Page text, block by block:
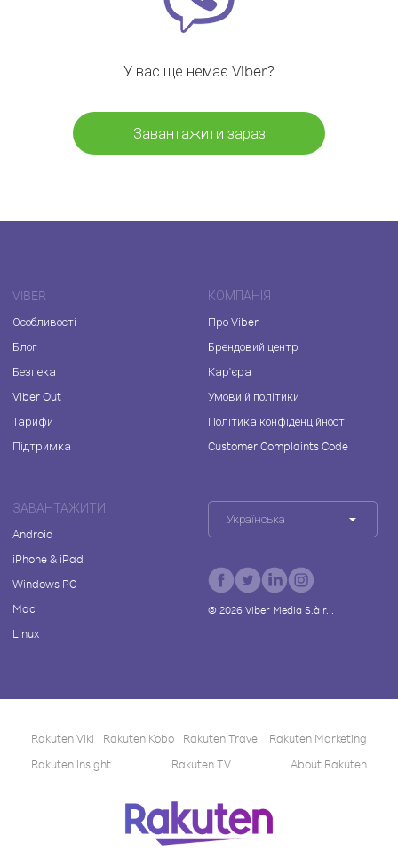
У вас ще немає Viber?
Завантажити зараз
VIBER
Особливості
Блог
Безпека
Viber Out
Тарифи
Підтримка
КОМПАНІЯ
Про Viber
Брендовий центр
Кар'єра
Умови й політики
Політика конфіденційності
Customer Complaints Code
ЗАВАНТАЖИТИ
Android
iPhone & iPad
Windows PC
Mac
Linux
Українська
© 2026Viber Media S.à r.l.
Rakuten Viki Rakuten Kobo Rakuten Travel
Rakuten Marketing
Rakuten Insight
Rakuten TV About Rakuten